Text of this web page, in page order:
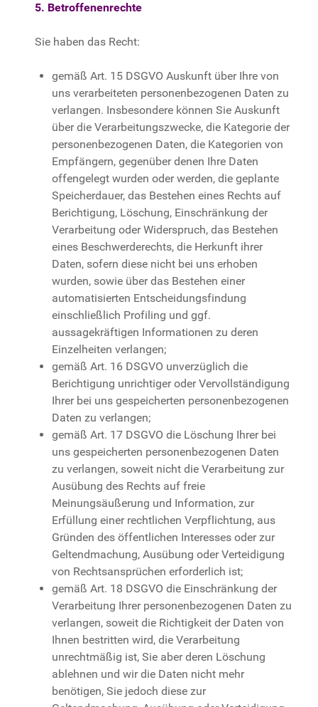
5. Betroffenenrechte
Sie haben das Recht:
gemäß Art. 15 DSGVO Auskunft über Ihre von
uns verarbeiteten personenbezogenen Daten zu
verlangen. Insbesondere können Sie Auskunft
über die Verarbeitungszwecke, die Kategorie der
personenbezogenen Daten, die Kategorien von
Empfängern, gegenüber denen Ihre Daten
offengelegt wurden oder werden, die geplante
Speicherdauer, das Bestehen eines Rechts auf
Berichtigung, Löschung, Einschränkung der
Verarbeitung oder Widerspruch, das Bestehen
eines Beschwerderechts, die Herkunft ihrer
Daten, sofern diese nicht bei uns erhoben
wurden, sowie über das Bestehen einer
automatisierten Entscheidungsfindung
einschließlich Profiling und ggf.
aussagekräftigen Informationen zu deren
Einzelheiten verlangen;
gemäß Art. 16 DSGVO unverzüglich die
Berichtigung unrichtiger oder Vervollständigung
Ihrer bei uns gespeicherten personenbezogenen
Daten zu verlangen;
gemäß Art. 17 DSGVO die Löschung Ihrer bei
uns gespeicherten personenbezogenen Daten
zu verlangen, soweit nicht die Verarbeitung zur
Ausübung des Rechts auf freie
Meinungsäußerung und Information, zur
Erfüllung einer rechtlichen Verpflichtung, aus
Gründen des öffentlichen Interesses oder zur
Geltendmachung, Ausübung oder Verteidigung
von Rechtsansprüchen erforderlich ist;
gemäß Art. 18 DSGVO die Einschränkung der
Verarbeitung Ihrer personenbezogenen Daten zu
verlangen, soweit die Richtigkeit der Daten von
Ihnen bestritten wird, die Verarbeitung
unrechtmäßig ist, Sie aber deren Löschung
ablehnen und wir die Daten nicht mehr
benötigen, Sie jedoch diese zur